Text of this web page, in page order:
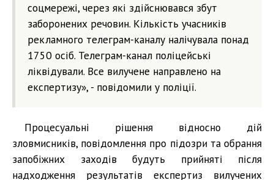
соцмережі, через які здійснювався збут
заборонених речовин. Кількість учасників
рекламного телеграм-каналу налічувала понад
1750 осіб. Телеграм-канал поліцейські
ліквідували. Все вилучене направлено на
експертизу», - повідомили у поліції.
Процесуальні рішення відносно дій
зловмисників, повідомлення про підозри та обрання
запобіжних заходів будуть прийняті після
надходження результатів експертиз вилучених